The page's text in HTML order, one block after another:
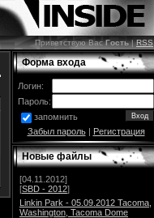
Приветствую ВасГость|RSS
Форма входа
Логин:
Пароль:
запомнить
Забыл пароль| Регистрация
Новые файлы
[04.11.2012]
[SBD - 2012]
Linkin Park - 05.09.2012 Tacoma,
Washington, Tacoma Dome